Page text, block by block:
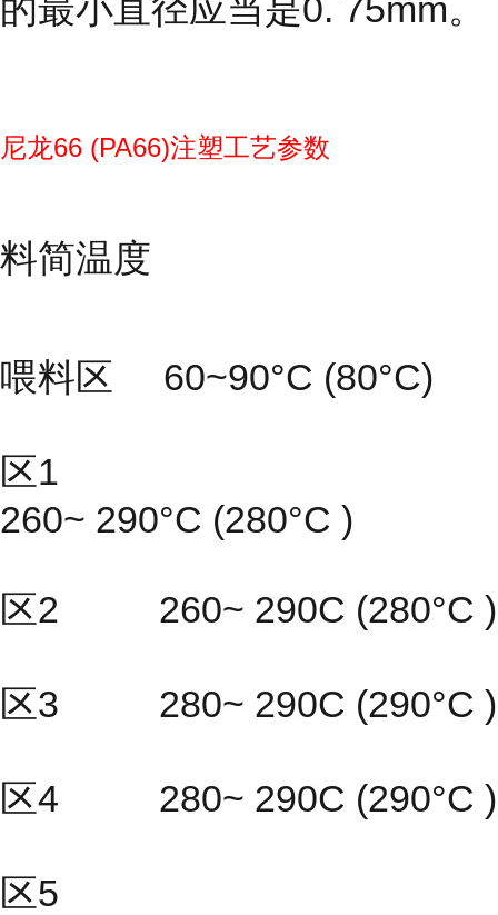
的最小直径应当是0. 75mm。
尼龙66 (PA66)注塑工艺参数
料简温度
喂料区 60~90°C (80°C)
区1
260~ 290°C (280°C )
区2 260~ 290C (280°C )
区3 280~ 290C (290°C )
区4 280~ 290C (290°C )
区5